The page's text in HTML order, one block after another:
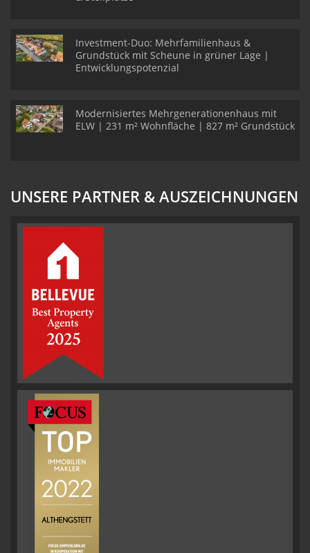
Investment-Duo: Mehrfamilienhaus &
Grundstück mit Scheune in grüner Lage |
Entwicklungspotenzial
Modernisiertes Mehrgenerationenhaus mit
ELW | 231 m² Wohnfläche | 827 m² Grundstück
UNSERE PARTNER & AUSZEICHNUNGEN